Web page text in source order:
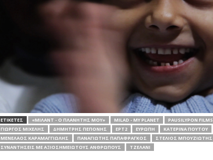
ΕΤΙΚΕΤΕΣ «ΜΙΛΆΝΤ - Ο ΠΛΑΝΉΤΗΣ ΜΟΥ» MILAD - MY PLANET PAUSILYPON FILMS
ΓΙΏΡΓΟΣ ΜΙΧΕΛΉΣ
ΔΗΜΉΤΡΗΣ ΠΕΠΟΝΉΣ ΕΡΤ2 ΕΥΡΏΠΗ ΚΑΤΕΡΊΝΑ ΠΟΎΤΟΥ
ΜΕΝΈΛΑΟΣ ΚΑΡΑΜΑΓΓΙΏΛΗΣ
ΠΑΝΑΓΙΏΤΗΣ ΠΑΠΑΦΡΆΓΚΟΣ
ΣΤΈΛΙΟΣ ΜΠΟΥΖΙΏΤΗΣ
ΣΥΝΑΝΤΉΣΕΙΣ ΜΕ ΑΞΙΟΣΗΜΕΊΩΤΟΥΣ ΑΝΘΡΏΠΟΥΣ
ΤΖΕΛΑΝΊ